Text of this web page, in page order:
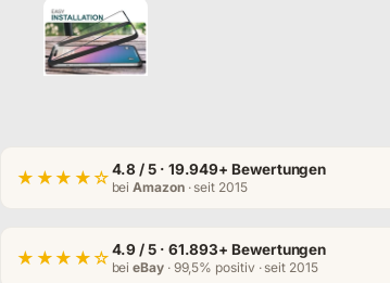
★★★★☆4.8 / 5 · 19.949+ Bewertungen
beiAmazon· seit 2015
★★★★☆4.9 / 5 · 61.893+ Bewertungen
beieBay· 99,5% positiv · seit 2015